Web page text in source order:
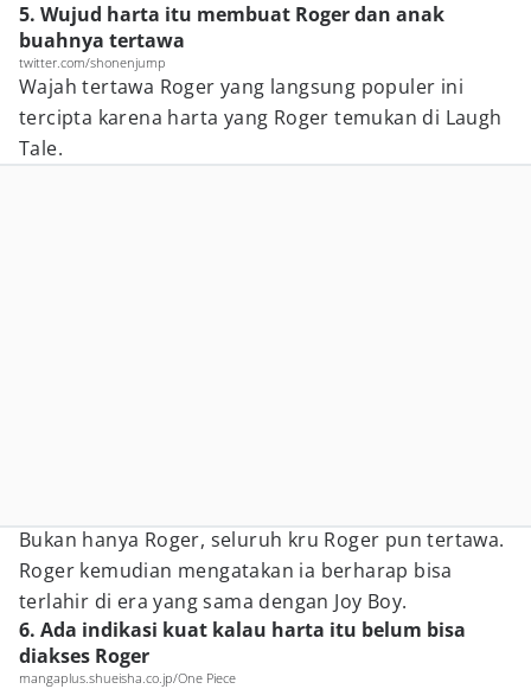
5. Wujud harta itu membuat Roger dan anak
buahnya tertawa
twitter.com/shonenjump
Wajah tertawa Roger yang langsung populer ini
tercipta karena harta yang Roger temukan di Laugh
Tale.
Bukan hanya Roger, seluruh kru Roger pun tertawa.
Roger kemudian mengatakan ia berharap bisa
terlahir di era yang sama dengan Joy Boy.
6. Ada indikasi kuat kalau harta itu belum bisa
diakses Roger
mangaplus.shueisha.co.jp/One Piece